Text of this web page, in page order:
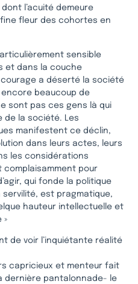
l’acuité demeure
fleur des cohortes en
sensible
et dans la couche
a déserté la société
beaucoup de
sont pas ces gens là qui
de la société. Les
manifestent ce déclin,
dans leurs actes, leurs
les considérations
complaisamment pour
qui fonde la politique
servilité, est pragmatique,
hauteur intellectuelle et
»
de voir l’inquiétante réalité
capricieux et menteur fait
dernière pantalonnade- le